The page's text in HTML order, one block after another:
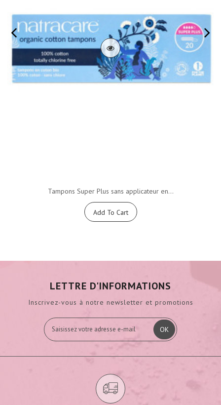
Tampons Super Plus sans applicateur en...
Add To Cart
LETTRE D'INFORMATIONS
Inscrivez-vous à notre newsletter et promotions
OK